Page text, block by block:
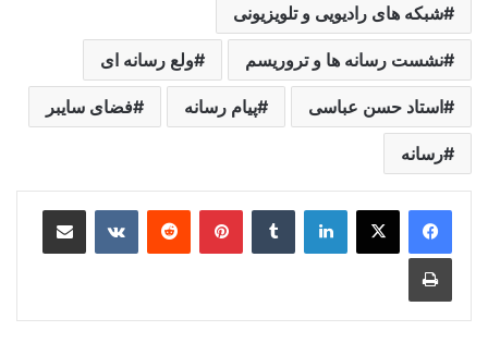
شبکه های رادیویی و تلویزیونی
نشست رسانه ها و تروریسم ولع رسانه ای
استاد حسن عباسی پیام رسانه فضای سایبر
رسانه
لینکدین ‫تامبلر ‫پین‌ترست‫رددیت ‫VKontakteاشتراک گذاری از طریق ایمیل
چاپ